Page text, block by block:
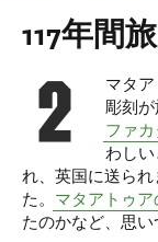
117年間
マタ
彫刻が
ファカ
わしい
れ、英国に送られ
た。 マタアトゥア
たのかなど、思い